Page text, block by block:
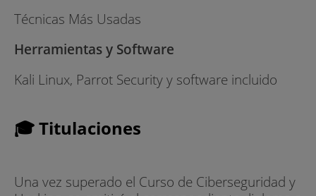
Técnicas Más Usadas
Herramientas y Software
Kali Linux, Parrot Security y software incluido
🎓 Titulaciones
Una vez superado el Curso de Ciberseguridad y